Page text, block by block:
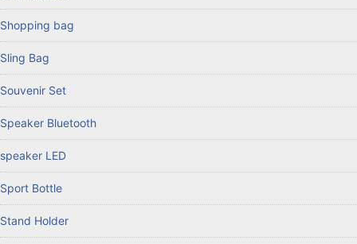
Shopping bag
Sling Bag
Souvenir Set
Speaker Bluetooth
speaker LED
Sport Bottle
Stand Holder